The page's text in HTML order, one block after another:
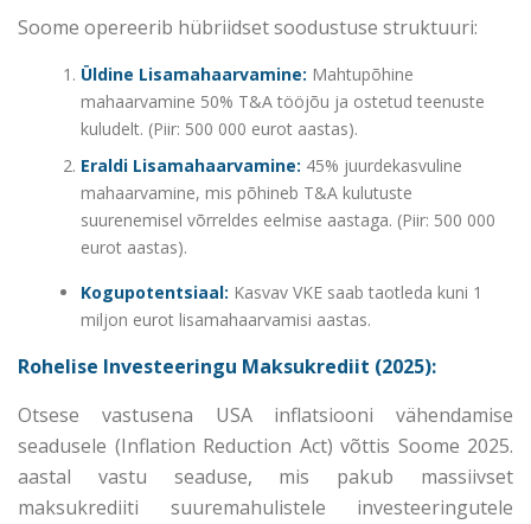
Soome opereerib hübriidset soodustuse struktuuri:
Üldine Lisamahaarvamine: Mahtupõhine
mahaarvamine 50% T&A tööjõu ja ostetud teenuste
kuludelt. (Piir: 500 000 eurot aastas).
Eraldi Lisamahaarvamine: 45% juurdekasvuline
mahaarvamine, mis põhineb T&A kulutuste
suurenemisel võrreldes eelmise aastaga. (Piir: 500 000
eurot aastas).
Kogupotentsiaal: Kasvav VKE saab taotleda kuni 1
miljon eurot lisamahaarvamisi aastas.
Rohelise Investeeringu Maksukrediit (2025):
Otsese vastusena USA inflatsiooni vähendamise
seadusele (Inflation Reduction Act) võttis Soome 2025.
aastal vastu seaduse, mis pakub massiivset
maksukrediiti suuremahulistele investeeringutele